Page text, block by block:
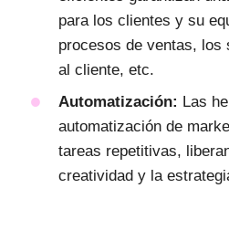
para los clientes y su
procesos de ventas, los
al cliente, etc.
Automatización: Las
automatización de
tareas repetitivas,
creatividad y la